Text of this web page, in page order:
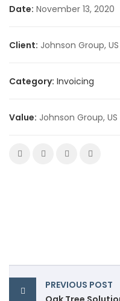
Date: November 13, 2020
Client: Johnson Group, US
Category: Invoicing
Value: Johnson Group, US
PREVIOUS POST